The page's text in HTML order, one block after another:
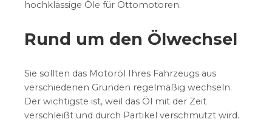
hochklassige Öle für Ottomotoren.
Rund um den Ölwechsel
Sie sollten das Motoröl Ihres Fahrzeugs aus
verschiedenen Gründen regelmäßig wechseln.
Der wichtigste ist, weil das Öl mit der Zeit
verschleißt und durch Partikel verschmutzt wird.